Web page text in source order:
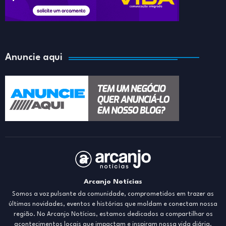
Anuncie aqui
Arcanjo Notícias
Somos a voz pulsante da comunidade, comprometidos em trazer as
últimas novidades, eventos e histórias que moldam e conectam nossa
região. No Arcanjo Notícias, estamos dedicados a compartilhar os
acontecimentos locais que impactam e inspiram nossa vida diária.